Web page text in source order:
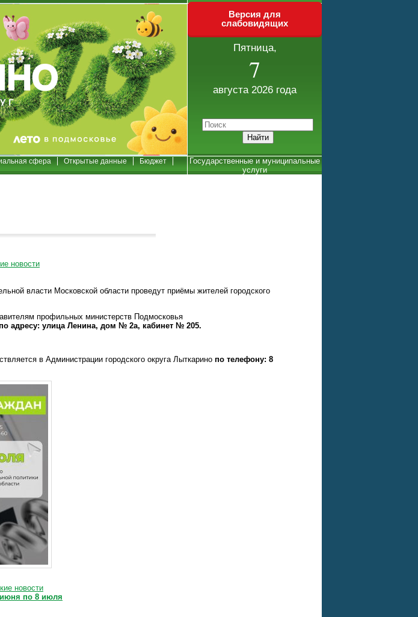
Версия для
слабовидящих
Пятница,
7
августа 2026 года
сфера Открытые данные
Бюджет
Государственные и муниципальные
услуги
новости
власти Московской области проведут приёмы жителей городского
профильных министерств Подмосковья
адресу: улица Ленина, дом № 2а, кабинет № 205.
в Администрации городского округа Лыткарино по телефону: 8
новости
по 8 июля